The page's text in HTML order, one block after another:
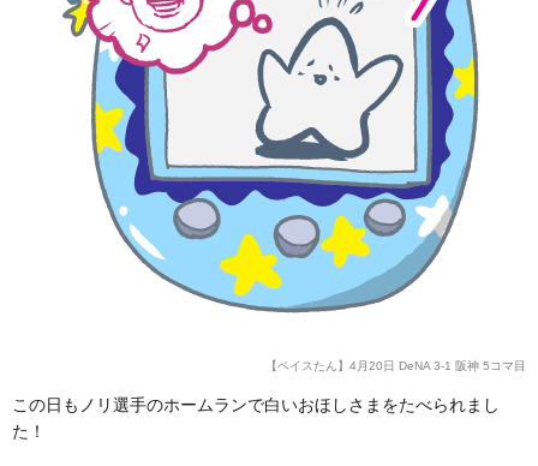
【ベイスたん】4月20日 DeNA 3-1 阪神 5コマ目
この日もノリ選手のホームランで白いおほしさまをたべられまし
た！